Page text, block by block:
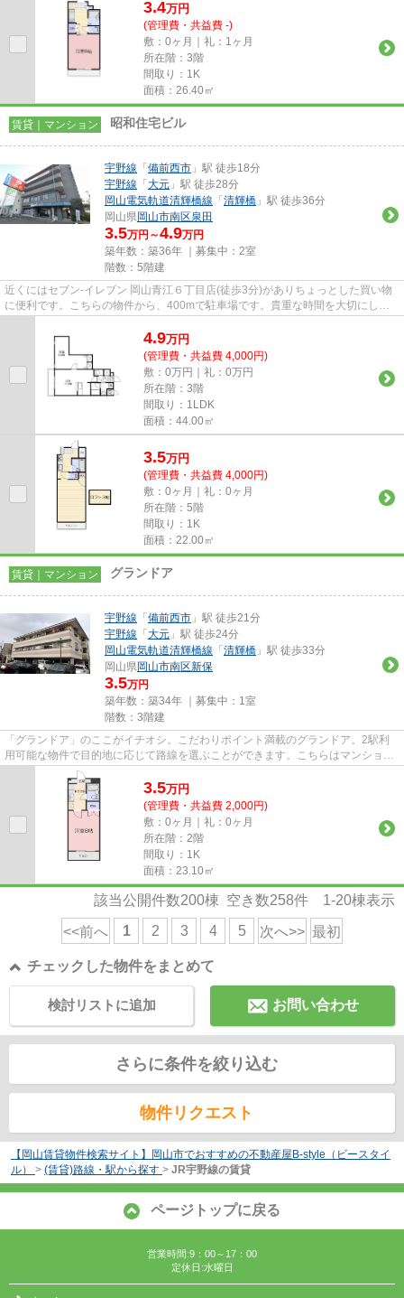
3.4万円
(管理費・共益費 -)
敷：0ヶ月｜礼：1ヶ月
所在階：3階
間取り：1K
面積：26.40㎡
賃貸｜マンション 昭和住宅ビル
宇野線 「 備前西市 」駅 徒歩18分
宇野線 「 大元 」駅 徒歩28分
岡山電気軌道清輝橋線 「 清輝橋 」駅 徒歩36分
岡山県岡山市南区泉田
3.5万円～4.9万円
築年数：築36年 ｜募集中： 2室
階数：5階建
近くにはセブン‐イレブン 岡山青江６丁目店(徒歩3分)がありちょっとした買い物
に便利です。こちらの物件から、400mで駐車場です。貴重な時間を大切にした
4.9万円
(管理費・共益費 4,000円)
敷：0万円｜礼：0万円
所在階：3階
間取り：1LDK
面積：44.00㎡
3.5万円
(管理費・共益費 4,000円)
敷：0ヶ月｜礼：0ヶ月
所在階：5階
間取り：1K
面積：22.00㎡
賃貸｜マンション グランドア
宇野線 「 備前西市 」駅 徒歩21分
宇野線 「 大元 」駅 徒歩24分
岡山電気軌道清輝橋線 「 清輝橋 」駅 徒歩33分
岡山県岡山市南区新保
3.5万円
築年数：築34年 ｜募集中： 1室
階数：3階建
「グランドア」のここがイチオシ。こだわりポイント満載のグランドア。2駅利
用可能な物件で目的地に応じて路線を選ぶことができます。こちらはマンション
タイプになります。当社スタッ...
3.5万円
(管理費・共益費 2,000円)
敷：0ヶ月｜礼：0ヶ月
所在階：2階
間取り：1K
面積：23.10㎡
該当公開件数200棟 空き数258件 1-20棟表示
<<前へ 1 2 3 4 5 次へ>> 最初
チェックした物件をまとめて
お問い合わせ
検討リストに追加
さらに条件を絞り込む
物件リクエスト
【岡山賃貸物件検索サイト】岡山市でおすすめの不動産屋B-style（ビースタイ
ル）
> (賃貸)路線・駅から探す > JR宇野線の賃貸
ページトップに戻る
営業時間:9：00～17：00
定休日:水曜日